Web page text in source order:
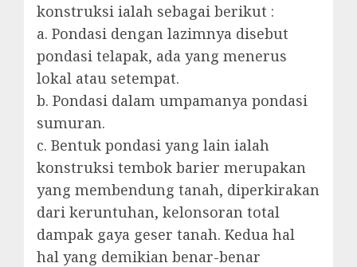
konstruksi ialah sebagai berikut :
a. Pondasi dengan lazimnya disebut
pondasi telapak, ada yang menerus
lokal atau setempat.
b. Pondasi dalam umpamanya pondasi
sumuran.
c. Bentuk pondasi yang lain ialah
konstruksi tembok barier merupakan
yang membendung tanah, diperkirakan
dari keruntuhan, kelonsoran total
dampak gaya geser tanah. Kedua hal
hal yang demikian benar-benar